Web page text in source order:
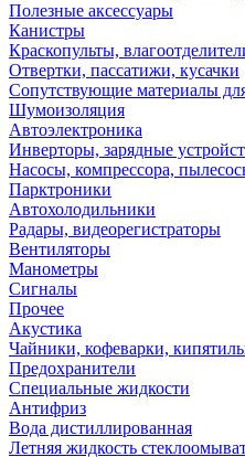
Полезные аксессуары
Канистры
Краскопульты,
Отвертки, пассатижи, кусачки
Сопутствующие материалы
Шумоизоляция
Автоэлектроника
Инверторы, зарядные
Насосы, компрессора,
Парктроники
Автохолодильники
Радары, видеорегистраторы
Вентиляторы
Манометры
Сигналы
Прочее
Акустика
Чайники, кофеварки,
Предохранители
Специальные жидкости
Антифриз
Вода дистиллированная
Летняя жидкость